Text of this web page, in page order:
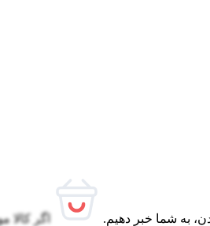
به شما خبر دهیم. اگر